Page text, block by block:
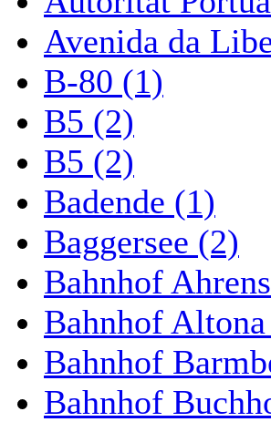
Avenida da
B-80 (1)
B5 (2)
B5 (2)
Badende (1)
Baggersee (2)
Bahnhof
Bahnhof
Bahnhof
Bahnhof